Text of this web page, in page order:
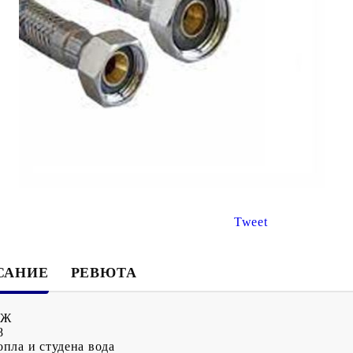
Tweet
РЕВЮТА
и студена вода